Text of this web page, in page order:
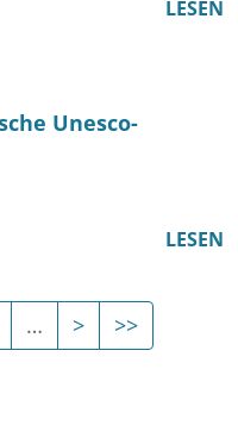
LESEN
Unesco-
LESEN
Seite)
… >Nächste Seite
>>Letzte